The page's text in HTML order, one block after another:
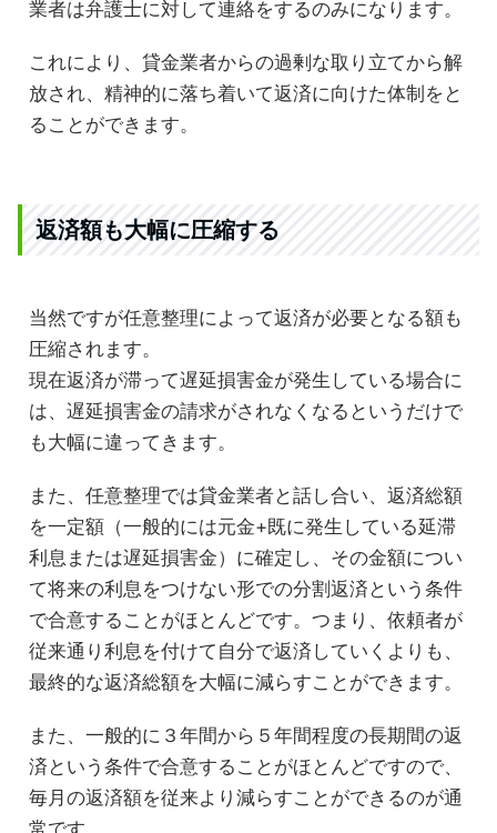
業者は弁護士に対して連絡をするのみになります。
これにより、貸金業者からの過剰な取り立てから解
放され、精神的に落ち着いて返済に向けた体制をと
ることができます。
返済額も大幅に圧縮する
当然ですが任意整理によって返済が必要となる額も
圧縮されます。
現在返済が滞って遅延損害金が発生している場合に
は、遅延損害金の請求がされなくなるというだけで
も大幅に違ってきます。
また、任意整理では貸金業者と話し合い、返済総額
を一定額（一般的には元金+既に発生している延滞
利息または遅延損害金）に確定し、その金額につい
て将来の利息をつけない形での分割返済という条件
で合意することがほとんどです。つまり、依頼者が
従来通り利息を付けて自分で返済していくよりも、
最終的な返済総額を大幅に減らすことができます。
また、一般的に３年間から５年間程度の長期間の返
済という条件で合意することがほとんどですので、
毎月の返済額を従来より減らすことができるのが通
常です。